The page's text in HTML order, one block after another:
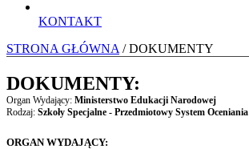
KONTAKT
STRONA GŁÓWNA / DOKUMENTY
DOKUMENTY:
Organ Wydający: Ministerstwo Edukacji Narodowej
Rodzaj: Szkoły Specjalne - Przedmiotowy System Oceniania
ORGAN WYDAJĄCY: